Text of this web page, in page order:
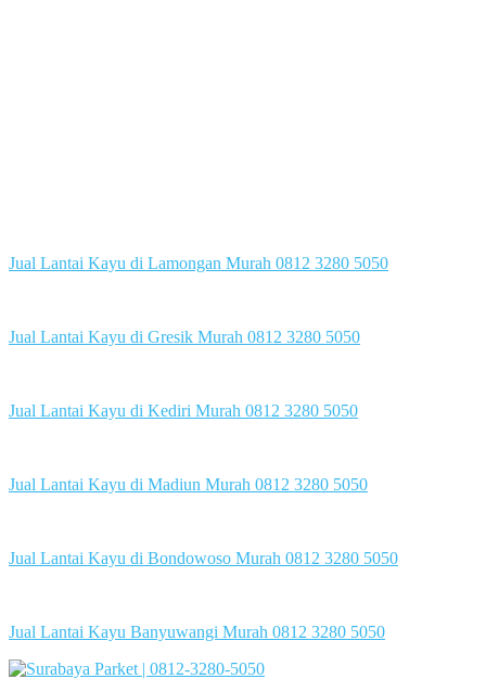
Jual Lantai Kayu di Lamongan Murah 0812 3280 5050
Jual Lantai Kayu di Gresik Murah 0812 3280 5050
Jual Lantai Kayu di Kediri Murah 0812 3280 5050
Jual Lantai Kayu di Madiun Murah 0812 3280 5050
Jual Lantai Kayu di Bondowoso Murah 0812 3280 5050
Jual Lantai Kayu Banyuwangi Murah 0812 3280 5050